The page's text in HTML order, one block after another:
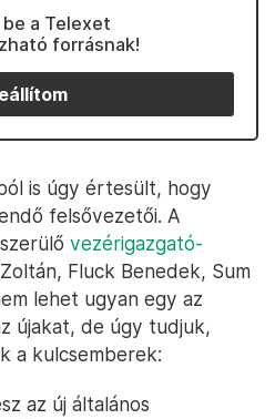
a Telexet
forrásnak!
is úgy értesült, hogy
felsővezetői. A
vezérigazgató-
Fluck Benedek, Sum
lehet ugyan egy az
újakat, de úgy tudjuk,
a kulcsemberek:
az új általános